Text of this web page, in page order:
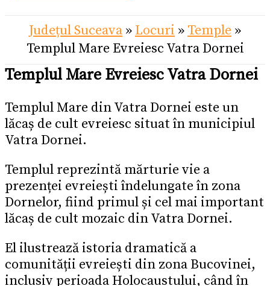
Județul Suceava » Locuri » Temple »
Templul Mare Evreiesc Vatra Dornei
Templul Mare Evreiesc Vatra Dornei
Templul Mare din Vatra Dornei este un
lăcaș de cult evreiesc situat în municipiul
Vatra Dornei.
Templul reprezintă mărturie vie a
prezenței evreiești îndelungate în zona
Dornelor, fiind primul și cel mai important
lăcaș de cult mozaic din Vatra Dornei.
El ilustrează istoria dramatică a
comunității evreiești din zona Bucovinei,
inclusiv perioada Holocaustului, când în